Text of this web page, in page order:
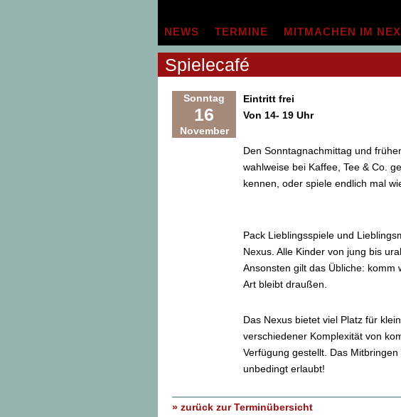
Inhalt
springen
NEWS TERMINE MITMACHEN IM
Spielecafé
Sonntag
16
November
Eintritt frei
Von 14- 19 Uhr
Den Sonntagnachmittag und
wahlweise bei Kaffee, Tee & Co.
kennen, oder spiele endlich mal
Pack Lieblingsspiele und
Nexus. Alle Kinder von jung bis
Ansonsten gilt das Übliche: komm
Art bleibt draußen.
Das Nexus bietet viel Platz für
verschiedener Komplexität von
Verfügung gestellt. Das
unbedingt erlaubt!
» zurück zur Terminübersicht